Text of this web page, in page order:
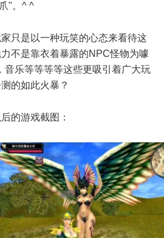
"。^ ^
只是以一种玩笑的心态来看待这
不是靠衣着暴露的NPC怪物为噱
音乐等等等等这些更吸引着广大玩
的如此火暴？
的游戏截图：